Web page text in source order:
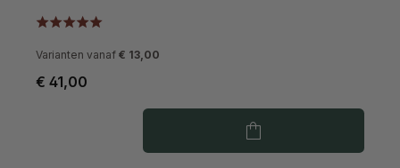
Varianten vanaf € 13,00
€ 41,00